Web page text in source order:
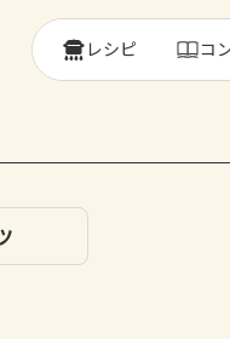
レシピ コ